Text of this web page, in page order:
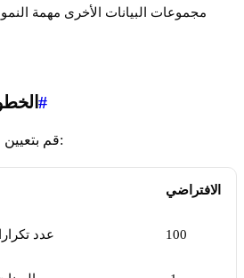
مجموعات البيانات الأخرى مهمة
الخطوة 3: تكوين#
قم بتعيين معلمات التدريب الأساسية:
الافتراضي
عدد 100